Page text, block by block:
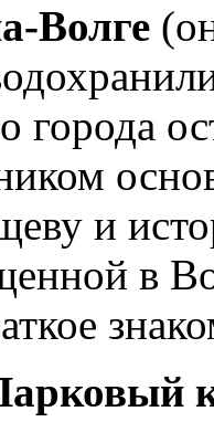
Волге
города
и
в